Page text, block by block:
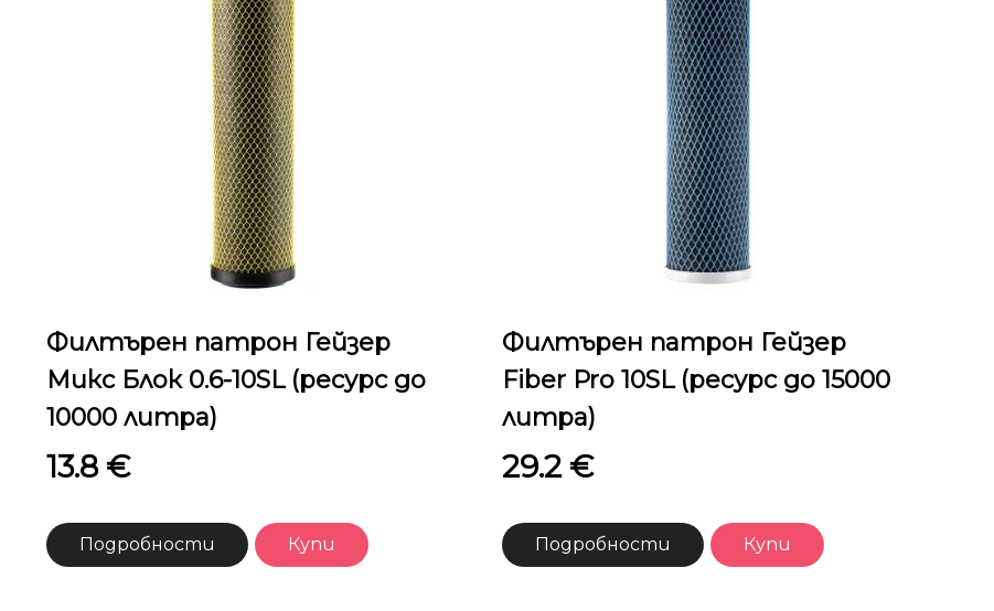
Филтърен патрон Гейзер
Микс Блок 0.6-10SL (ресурс до
10000 литра)
13.8 €
Подробности Купи
Филтърен патрон Гейзер
Fiber Pro 10SL (ресурс до 15000
литра)
29.2 €
Подробности Купи